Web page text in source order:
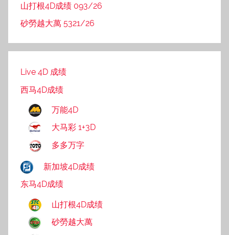
山打根4D成绩 093/26
砂勞越大萬 5321/26
Live 4D 成绩
西马4D成绩
万能4D
大马彩 1+3D
多多万字
新加坡4D成绩
东马4D成绩
山打根4D成绩
砂勞越大萬